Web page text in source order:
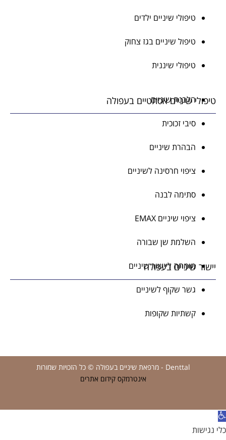
טיפולי שיניים ילדים
טיפול שיניים בגז צחוק
טיפולי שיננית
שיניים אסתטיים בעפולה
הלבנת שיניים
סיבי זכוכית
הבהרת שיניים
ציפוי חרסינה לשיניים
סתימה לבנה
ציפוי שיניים EMAX
השלמת שן שבורה
שיניים בעפולה
מומחה ליישור שיניים
גשר שקוף לשיניים
קשתיות שקופות
אינטרמקס קידום אתרים